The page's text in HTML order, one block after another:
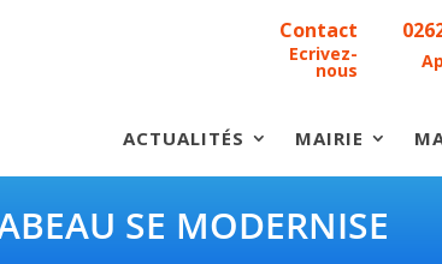
Contact
Ecrivez-
nous
ACTUALITÉS MAIRIE
SE MODERNISE